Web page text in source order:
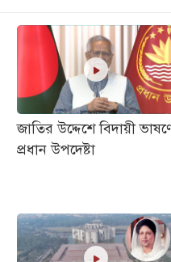
জাতির উদ্দেশে বিদায়ী
প্রধান উপদেষ্টা